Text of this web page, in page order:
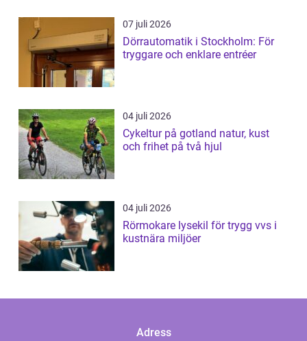
07 juli 2026
Dörrautomatik i Stockholm: För
tryggare och enklare entréer
04 juli 2026
Cykeltur på gotland natur, kust
och frihet på två hjul
04 juli 2026
Rörmokare lysekil för trygg vvs i
kustnära miljöer
Adress